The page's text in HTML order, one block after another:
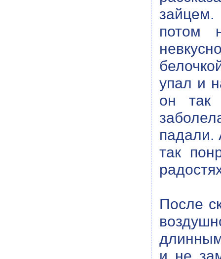
потом
упал и
он так
падали.
так
После
и не